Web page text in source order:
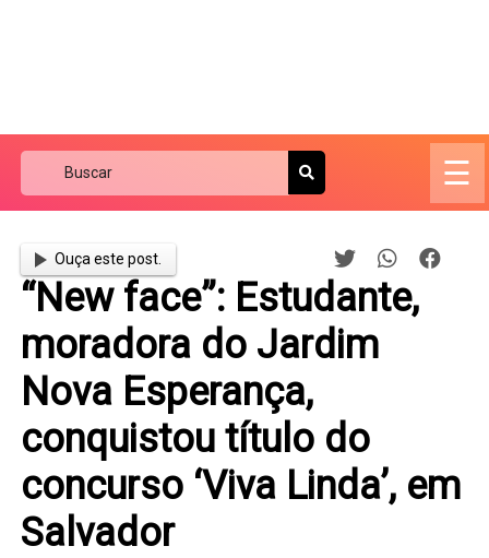
☰
Ouça este post.
“New face”: Estudante,
moradora do Jardim
Nova Esperança,
conquistou título do
concurso ‘Viva Linda’, em
Salvador